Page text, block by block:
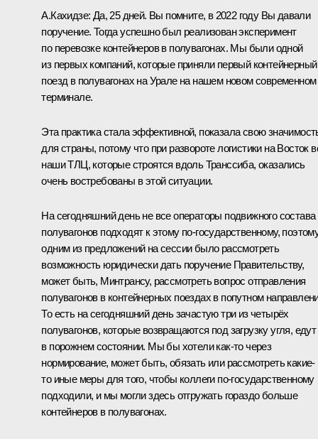
А.Кахидзе: Да, 25 дней. Вы помните, в 2022 году Вы давали
поручение. Тогда успешно был реализован эксперимент
по перевозке контейнеров в полувагонах. Мы были одной
из первых компаний, которые приняли первый контейнерный
поезд в полувагонах на Урале на нашем новом современном
терминале.
Эта практика стала эффективной, показала свою
для страны, потому что при развороте логистики на Восток
наши ТЛЦ, которые строятся вдоль Транссиба, оказались
очень востребованы в этой ситуации.
На сегодняшний день не все операторы подвижного состава
полувагонов подходят к этому по-государственному,
одним из предложений на сессии было рассмотреть
возможность юридически дать поручение Правительству,
может быть, Минтрансу, рассмотреть вопрос отправления
полувагонов в контейнерных поездах в попутном
То есть на сегодняшний день зачастую три из четырёх
полувагонов, которые возвращаются под загрузку угля, едут
в порожнем состоянии. Мы бы хотели как-то через
нормирование, может быть, обязать или рассмотреть какие-
то иные меры для того, чтобы коллеги по-государственному
подходили, и мы могли здесь отгружать гораздо больше
контейнеров в полувагонах.